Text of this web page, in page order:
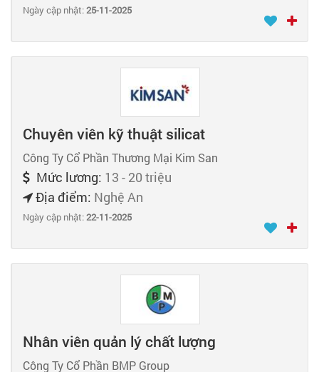
Ngày cập nhật:25-11-2025
Chuyên viên kỹ thuật silicat
Công Ty Cổ Phần Thương Mại Kim San
Mức lương: 13 - 20 triệu
Địa điểm: Nghệ An
Ngày cập nhật:22-11-2025
Nhân viên quản lý chất lượng
Công Ty Cổ Phần BMP Group